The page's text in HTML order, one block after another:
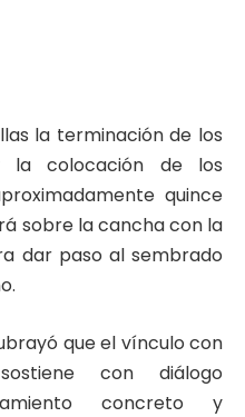
la terminación de los
la colocación de los
quince
sobre la cancha con la
dar paso al sembrado
que el vínculo con
con diálogo
concreto y